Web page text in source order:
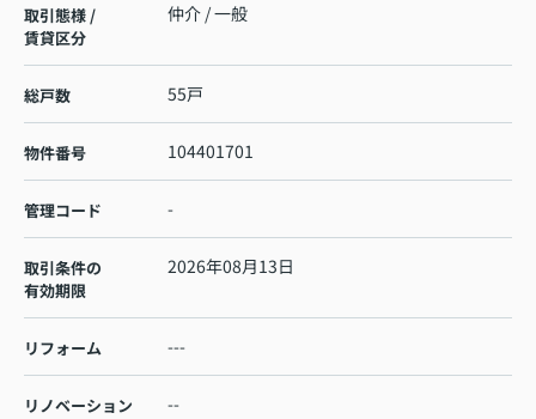
取引態様 /
賃貸区分
仲介 / 一般
総戸数 55戸
物件番号 104401701
管理コード -
取引条件の
有効期限
2026年08月13日
リフォーム ---
リノベーション --